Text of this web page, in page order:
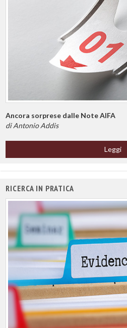
Ancora sorprese dalle Note AIFA
di Antonio Addis
Leggi
RICERCA IN PRATICA